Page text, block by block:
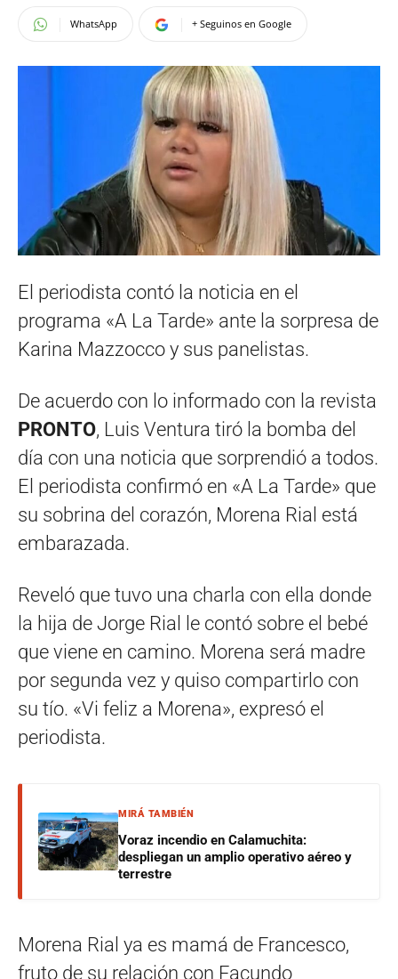
WhatsApp + Seguinos en Google
El periodista contó la noticia en el
programa «A La Tarde» ante la sorpresa de
Karina Mazzocco y sus panelistas.
De acuerdo con lo informado con la revista
PRONTO, Luis Ventura tiró la bomba del
día con una noticia que sorprendió a todos.
El periodista confirmó en «A La Tarde» que
su sobrina del corazón, Morena Rial está
embarazada.
Reveló que tuvo una charla con ella donde
la hija de Jorge Rial le contó sobre el bebé
que viene en camino. Morena será madre
por segunda vez y quiso compartirlo con
su tío. «Vi feliz a Morena», expresó el
periodista.
MIRÁ TAMBIÉN
Voraz incendio en Calamuchita:
despliegan un amplio operativo aéreo y
terrestre
Morena Rial ya es mamá de Francesco,
fruto de su relación con Facundo